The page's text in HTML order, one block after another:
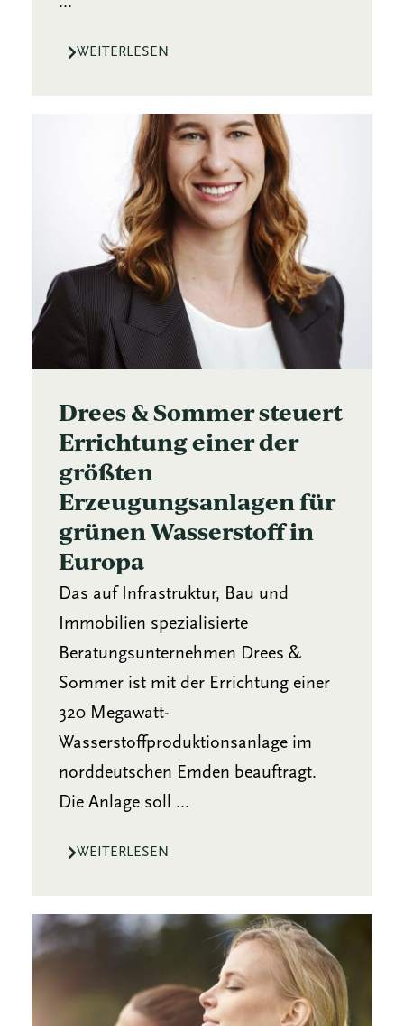
WEITERLESEN
Drees & Sommer steuert
Errichtung einer der
größten
Erzeugungsanlagen für
grünen Wasserstoff in
Europa
Das auf Infrastruktur, Bau und
Immobilien spezialisierte
Beratungsunternehmen Drees &
Sommer ist mit der Errichtung einer
320 Megawatt-
Wasserstoffproduktionsanlage im
norddeutschen Emden beauftragt.
Die Anlage soll ...
WEITERLESEN